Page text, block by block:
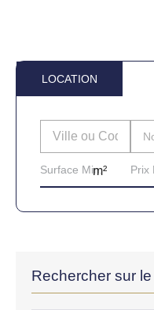
LOCATION
Rechercher sur